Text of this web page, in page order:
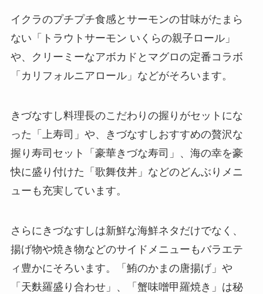
イクラのプチプチ食感とサーモンの甘味がたまら
ない「トラウトサーモン いくらの親子ロール」
や、クリーミーなアボカドとマグロの定番コラボ
「カリフォルニアロール」などがそろいます。
きづなすし料理長のこだわりの握りがセットにな
った「上寿司」や、きづなすしおすすめの贅沢な
握り寿司セット「豪華きづな寿司」、海の幸を豪
快に盛り付けた「歌舞伎丼」などのどんぶりメニ
ューも充実しています。
さらにきづなすしは新鮮な海鮮ネタだけでなく、
揚げ物や焼き物などのサイドメニューもバラエテ
ィ豊かにそろいます。「鮪のかまの唐揚げ」や
「天麩羅盛り合わせ」、「蟹味噌甲羅焼き」は秘